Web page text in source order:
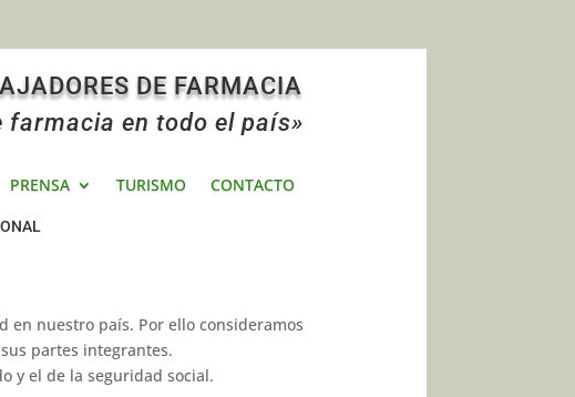
DE FARMACIA
en todo el país»
PRENSA TURISMO CONTACTO
en nuestro país. Por ello consideramos
partes inte­grantes.
y el de la seguridad social.